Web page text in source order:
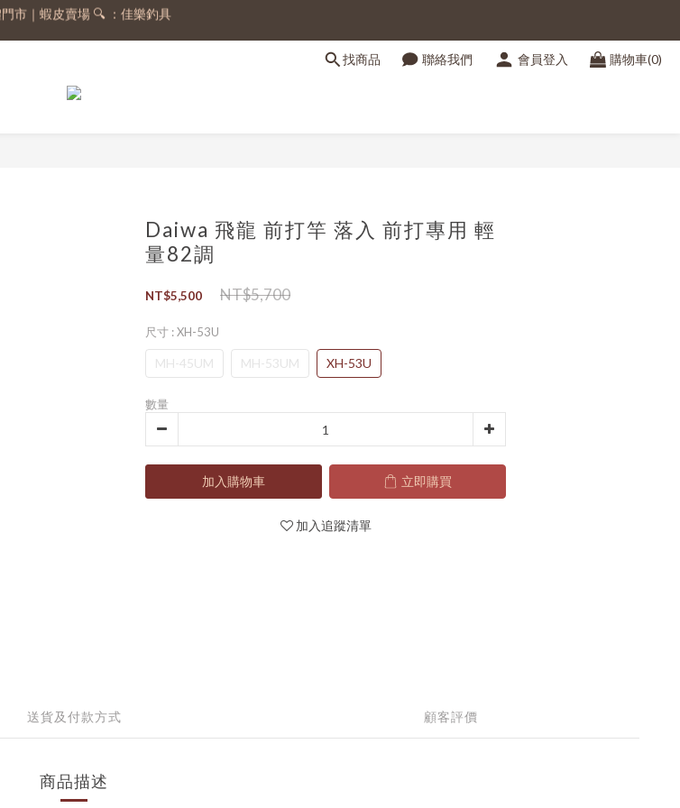
註冊會員，送 50 元購物金
註冊會員，送 50 元購物金
找商品
聯絡我們 會員登入 購物車(0)
Daiwa 飛龍 前打竿 落入 前打專用 輕
量82調
NT$5,700
NT$5,500
尺寸 : XH-53U
MH-45UM MH-53UM XH-53U
數量
加入購物車 立即購買
加入追蹤清單
送貨及付款方式 顧客評價
商品描述